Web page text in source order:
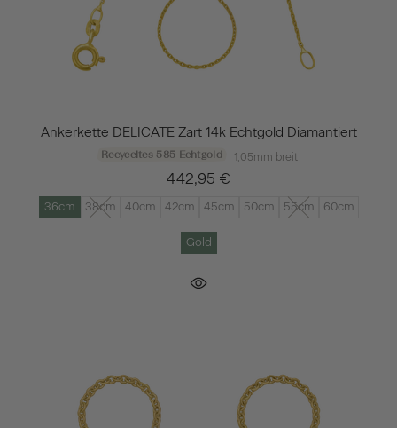
Ankerkette DELICATE Zart 14k Echtgold Diamantiert
Recyceltes 585 Echtgold 1,05mm breit
442,95 €
36cm 38cm 40cm 42cm 45cm 50cm 55cm 60cm
Gold